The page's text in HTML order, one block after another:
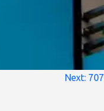
Next: 707